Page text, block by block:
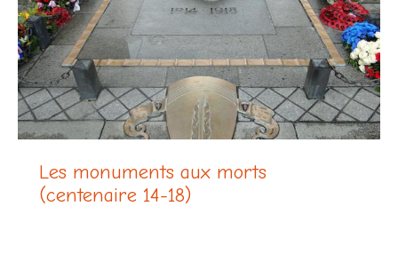
Les monuments aux morts
(centenaire 14-18)